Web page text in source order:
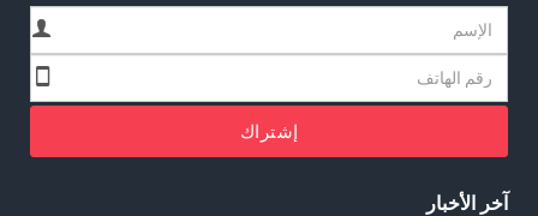
إشتراك
آخر الأخبار